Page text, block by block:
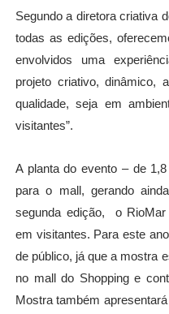
Segundo a diretora criativa
todas as edições,
envolvidos uma experiê
projeto criativo, dinâmico,
qualidade, seja em
visitantes”.
A planta do evento – de
para o mall, gerando
segunda edição,
o
em visitantes. Para este
de público, já que a mostra
no mall do Shopping e
Mostra também apresentará